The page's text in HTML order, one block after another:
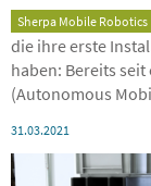
Sherpa Mobile Robotics
die ihre erste
haben: Bereits seit
(Autonomous
31.03.2021